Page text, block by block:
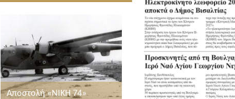
Αποστολή «ΝΙΚΗ 74»